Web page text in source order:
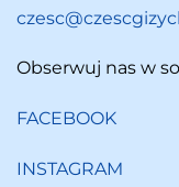
Obserwuj nas w
FACEBOOK
INSTAGRAM